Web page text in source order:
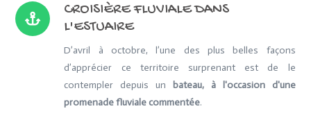
CROISIÈRE FLUVIALE DANS
L'ESTUAIRE
D’avril à octobre, l’une des plus belles façons
d’apprécier ce territoire surprenant est de le
contempler depuis un bateau, à l'occasion d'une
promenade fluviale commentée.